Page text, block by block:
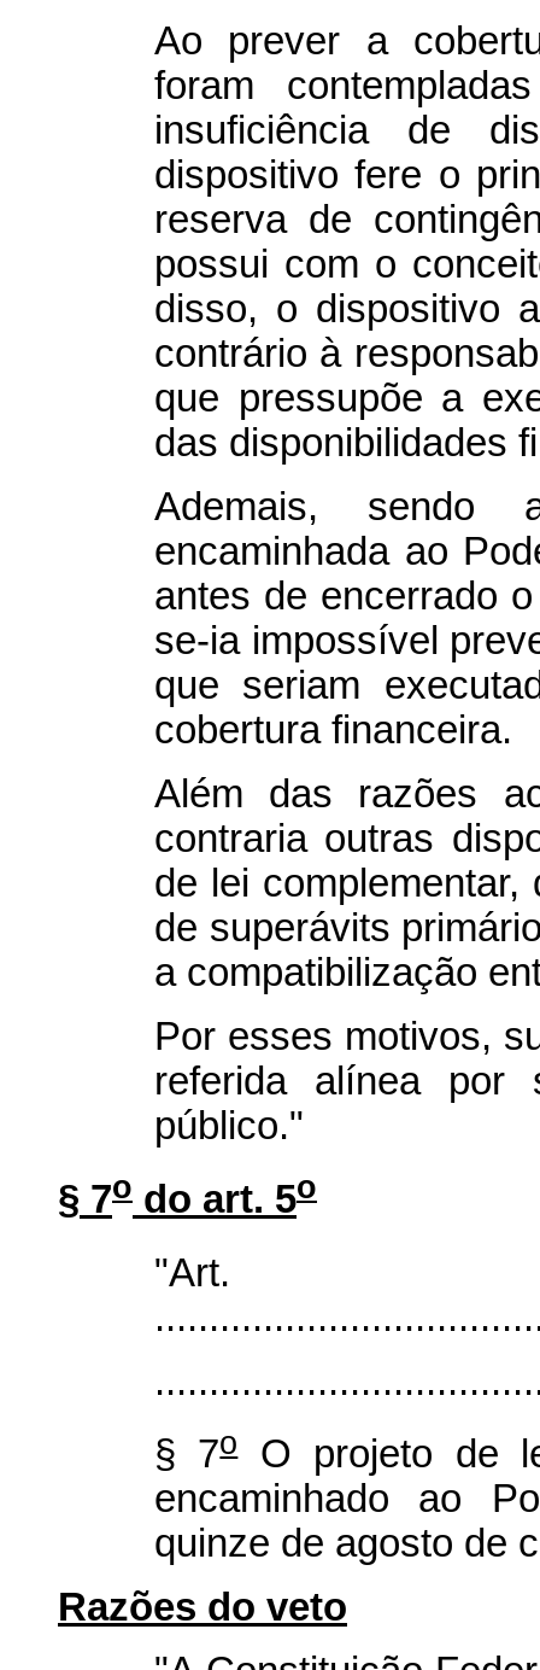
Ao prever a
foram
insuficiência de
dispositivo fere o
reserva de
possui com o
disso, o dispositivo
contrário à
que pressupõe a
das disponibilidades
Ademais, sendo
encaminhada ao
antes de encerrado
se-ia impossível
que seriam
cobertura financeira.
Além das razões
contraria outras
de lei complementar,
de superávits
a compatibilização
Por esses motivos,
referida alínea por
público."
§ 7o do art. 5o
§ 7oO projeto de
encaminhado ao
quinze de agosto de
Razões do veto